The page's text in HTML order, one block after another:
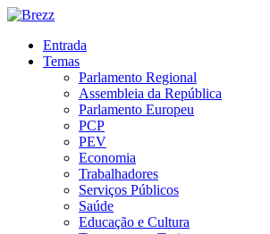
Entrada
Temas
Parlamento Regional
Assembleia da República
Parlamento Europeu
PCP
PEV
Economia
Trabalhadores
Serviços Públicos
Saúde
Educação e Cultura